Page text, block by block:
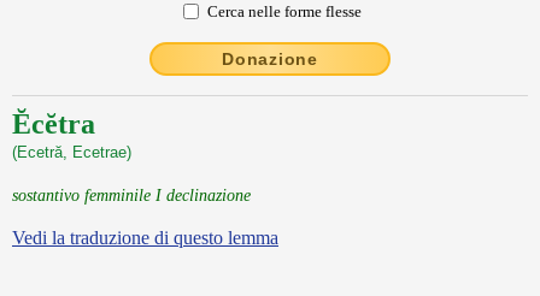
Cerca nelle forme flesse
Donazione
Ĕcĕtra
(Ecetră, Ecetrae)
sostantivo femminile I declinazione
Vedi la traduzione di questo lemma